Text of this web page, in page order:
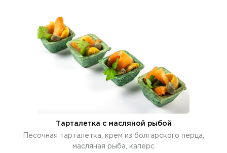
Тарталетка с масляной рыбой
Песочная тарталетка, крем из болгарского перца,
масляная рыба, каперс